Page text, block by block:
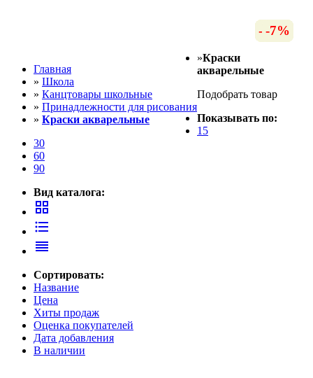
Главная
» Школа
» Канцтовары школьные
» Принадлежности для рисования
» Краски акварельные
»Краски
акварельные
Подобрать товар
Показывать по:
15
30
60
90
Вид каталога:
grid_view
format_list_bulleted
reorder
Сортировать:
Название
Цена
Хиты продаж
Оценка покупателей
Дата добавления
В наличии
-7%
-16%
-12%
-16%
-7%
-12%
-7%
-7%
-12%
-12%
-12%
-13%
-12%
-19%
-10%
-13%
-7%